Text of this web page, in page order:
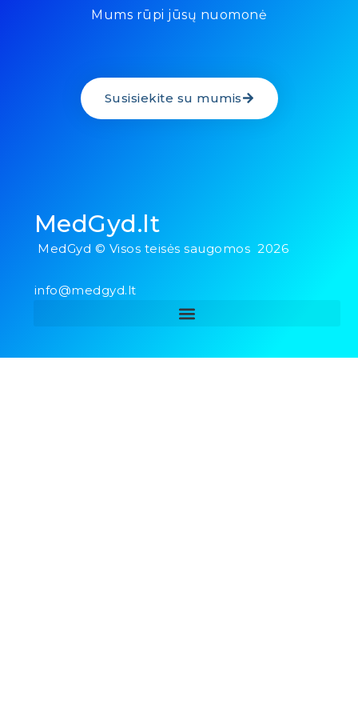
Mums rūpi jūsų nuomonė
Susisiekite su mumis
MedGyd.lt
MedGyd © Visos teisės saugomos 2026
info@medgyd.lt